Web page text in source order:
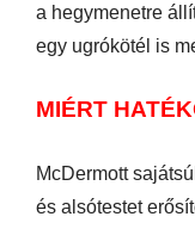
a hegymenetre
egy ugrókötél is
MIÉRT
McDermott
és alsótestet